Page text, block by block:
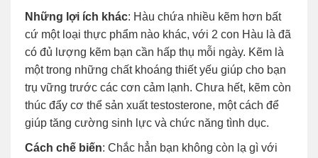
Những lợi ích khác: Hàu chứa nhiều kẽm hơn bất
cứ một loại thực phẩm nào khác, với 2 con Hàu là đã
có đủ lượng kẽm bạn cần hấp thụ mỗi ngày. Kẽm là
một trong những chất khoáng thiết yếu giúp cho bạn
trụ vững trước các cơn cảm lạnh. Chưa hết, kẽm còn
thúc đẩy cơ thể sản xuất testosterone, một cách để
giúp tăng cường sinh lực và chức năng tình dục.
Cách chế biến: Chắc hẳn bạn không còn lạ gì với